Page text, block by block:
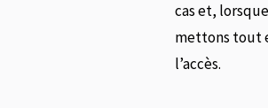
cas et,
mettons tout
l’accès.